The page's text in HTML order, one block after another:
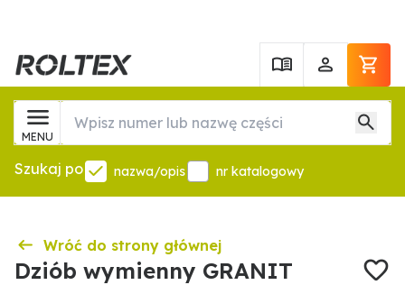
MENU
Szukaj po nazwa/opis nr katalogowy
Wróć do strony głównej
Dziób wymienny GRANIT